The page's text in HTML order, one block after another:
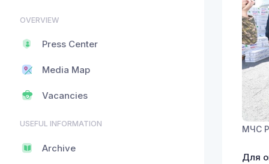
OVERVIEW
Press Center
Media Map
Vacancies
USEFUL INFORMATION
Archive
МЧС
Для